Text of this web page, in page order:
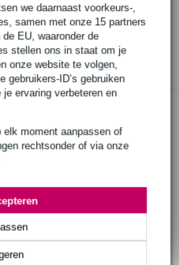
we daarnaast voorkeurs-,
samen met onze 15 partners
EU, waaronder de
stellen ons in staat om je
onze website te volgen,
gebruikers-ID’s gebruiken
ervaring verbeteren en
moment aanpassen of
rechtsonder of via onze
18 (19/22)
Doe de check.
de check
en CK 68 ULS C460B Red, de
MCE 87vs, MC 836, MC
MC 736, de ClockAudio
70U, de Røde NTG-3, de
416, MKH 418, ME 66 K6 en
ECM 670 en ECM 678